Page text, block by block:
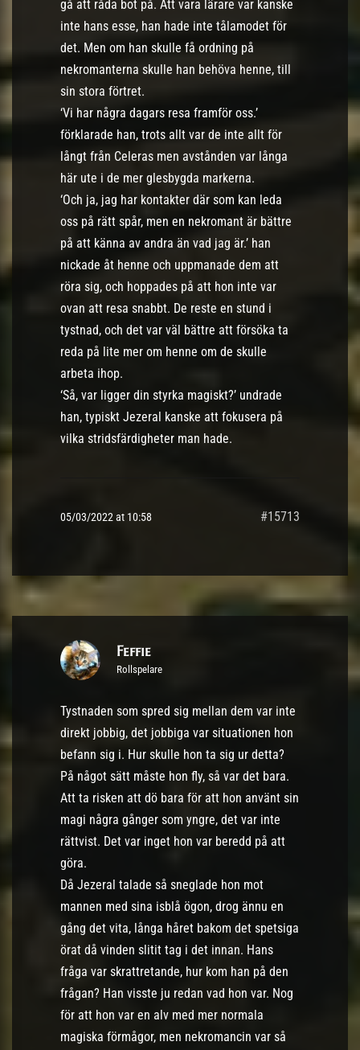
gå att råda bot på. Att vara lärare var kanske
inte hans esse, han hade inte tålamodet för
det. Men om han skulle få ordning på
nekromanterna skulle han behöva henne, till
sin stora förtret.
‘Vi har några dagars resa framför oss.’
förklarade han, trots allt var de inte allt för
långt från Celeras men avstånden var långa
här ute i de mer glesbygda markerna.
‘Och ja, jag har kontakter där som kan leda
oss på rätt spår, men en nekromant är bättre
på att känna av andra än vad jag är.’ han
nickade åt henne och uppmanade dem att
röra sig, och hoppades på att hon inte var
ovan att resa snabbt. De reste en stund i
tystnad, och det var väl bättre att försöka ta
reda på lite mer om henne om de skulle
arbeta ihop.
‘Så, var ligger din styrka magiskt?’ undrade
han, typiskt Jezeral kanske att fokusera på
vilka stridsfärdigheter man hade.
05/03/2022 at 10:58 #15713
Feffie
Rollspelare
Tystnaden som spred sig mellan dem var inte
direkt jobbig, det jobbiga var situationen hon
befann sig i. Hur skulle hon ta sig ur detta?
På något sätt måste hon fly, så var det bara.
Att ta risken att dö bara för att hon använt sin
magi några gånger som yngre, det var inte
rättvist. Det var inget hon var beredd på att
göra.
Då Jezeral talade så sneglade hon mot
mannen med sina isblå ögon, drog ännu en
gång det vita, långa håret bakom det spetsiga
örat då vinden slitit tag i det innan. Hans
fråga var skrattretande, hur kom han på den
frågan? Han visste ju redan vad hon var. Nog
för att hon var en alv med mer normala
magiska förmågor, men nekromancin var så